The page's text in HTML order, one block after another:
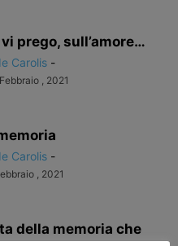
prego, sull’amore…
Carolis -
, 2021
Carolis -
, 2021
della memoria che